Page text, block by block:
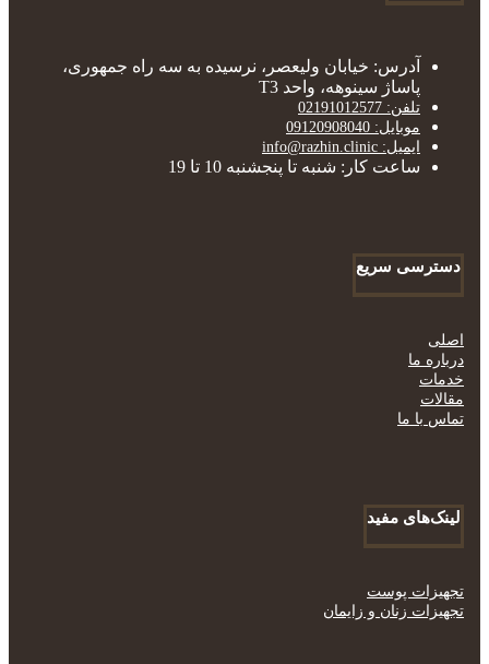
آدرس: خیابان ولیعصر، نرسیده به سه راه جمهوری،
پاساژ سینوهه، واحد T3
تلفن: 02191012577
موبایل: 09120908040
ایمیل: info@razhin.clinic
ساعت کار: شنبه تا پنجشنبه 10 تا 19
دسترسی سریع
اصلی
درباره ما
خدمات
مقالات
تماس با ما
لینک‌های مفید
تجهیزات پوست
تجهیزات زنان و زایمان